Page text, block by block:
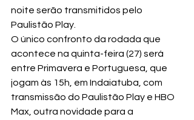
noite serão transmitidos pelo
Paulistão Play.
O único confronto da rodada que
acontece na quinta-feira (27) será
entre Primavera e Portuguesa, que
jogam às 15h, em Indaiatuba, com
transmissão do Paulistão Play e HBO
Max, outra novidade para a